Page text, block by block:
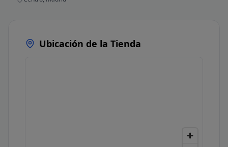
Ubicación de la Tienda